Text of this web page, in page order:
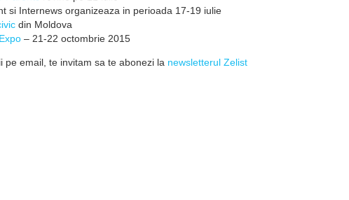
si Internews organizeaza in perioada 17-19 iulie
din Moldova
– 21-22 octombrie 2015
email, te invitam sa te abonezi la newsletterul Zelist